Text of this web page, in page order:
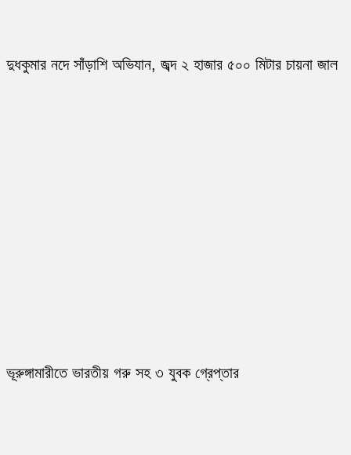
দুধকুমার নদে সাঁড়াশি অভিযান, জব্দ ২ হাজার ৫০০ মিটার চায়না জাল
ভূরুঙ্গামারীতে ভারতীয় গরু সহ ৩ যুবক গ্রেপ্তার